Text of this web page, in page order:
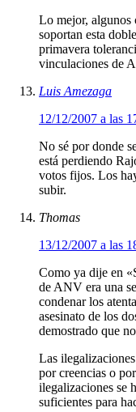
Lo mejor, algunos
soportan esta
primavera
vinculaciones de
Luis Amezaga
12/12/2007 a las
No sé por donde
está perdiendo
votos fijos. Los
subir.
Thomas
13/12/2007 a las
Como ya dije en
de ANV era una
condenar los
asesinato de los
demostrado que
Las
por creencias o
ilegalizaciones se
suficientes para